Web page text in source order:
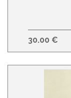
30.00 €